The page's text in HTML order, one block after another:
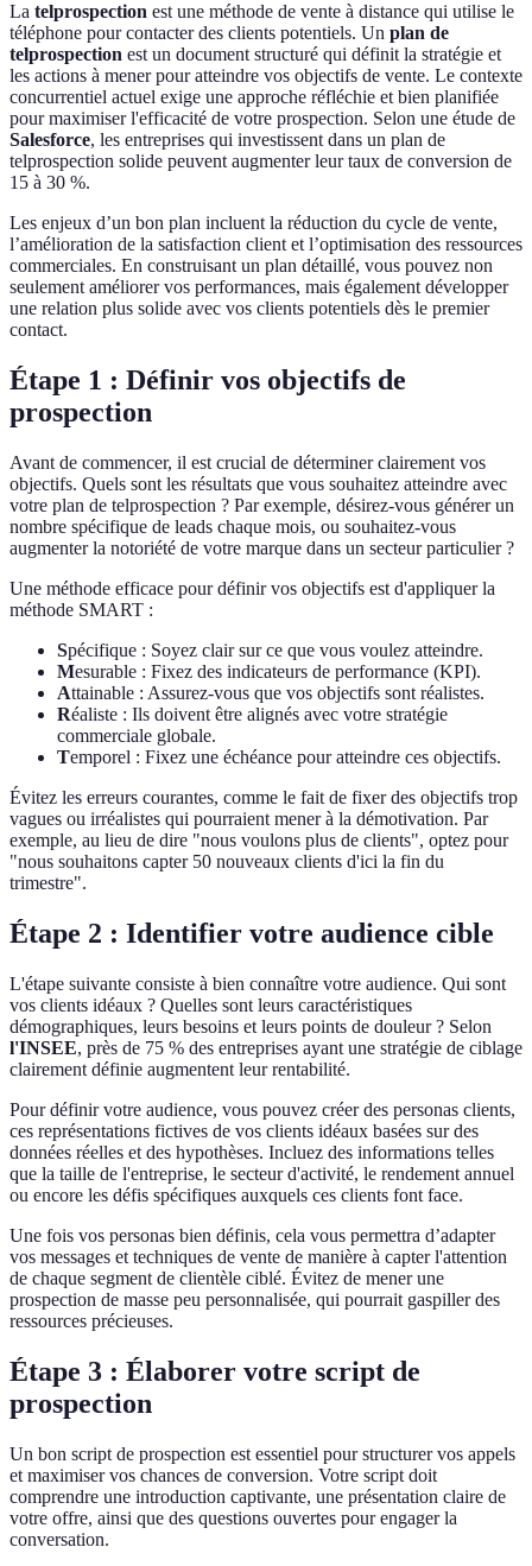
La telprospection est une méthode de vente à distance qui utilise le
téléphone pour contacter des clients potentiels. Un plan de
telprospection est un document structuré qui définit la stratégie et
les actions à mener pour atteindre vos objectifs de vente. Le contexte
concurrentiel actuel exige une approche réfléchie et bien planifiée
pour maximiser l'efficacité de votre prospection. Selon une étude de
Salesforce, les entreprises qui investissent dans un plan de
telprospection solide peuvent augmenter leur taux de conversion de
15 à 30 %.
Les enjeux d’un bon plan incluent la réduction du cycle de vente,
l’amélioration de la satisfaction client et l’optimisation des ressources
commerciales. En construisant un plan détaillé, vous pouvez non
seulement améliorer vos performances, mais également développer
une relation plus solide avec vos clients potentiels dès le premier
contact.
Étape 1 : Définir vos objectifs de
prospection
Avant de commencer, il est crucial de déterminer clairement vos
objectifs. Quels sont les résultats que vous souhaitez atteindre avec
votre plan de telprospection ? Par exemple, désirez-vous générer un
nombre spécifique de leads chaque mois, ou souhaitez-vous
augmenter la notoriété de votre marque dans un secteur particulier ?
Une méthode efficace pour définir vos objectifs est d'appliquer la
méthode SMART :
Spécifique : Soyez clair sur ce que vous voulez atteindre.
Mesurable : Fixez des indicateurs de performance (KPI).
Attainable : Assurez-vous que vos objectifs sont réalistes.
Réaliste : Ils doivent être alignés avec votre stratégie
commerciale globale.
Temporel : Fixez une échéance pour atteindre ces objectifs.
Évitez les erreurs courantes, comme le fait de fixer des objectifs trop
vagues ou irréalistes qui pourraient mener à la démotivation. Par
exemple, au lieu de dire "nous voulons plus de clients", optez pour
"nous souhaitons capter 50 nouveaux clients d'ici la fin du
trimestre".
Étape 2 : Identifier votre audience cible
L'étape suivante consiste à bien connaître votre audience. Qui sont
vos clients idéaux ? Quelles sont leurs caractéristiques
démographiques, leurs besoins et leurs points de douleur ? Selon
l'INSEE, près de 75 % des entreprises ayant une stratégie de ciblage
clairement définie augmentent leur rentabilité.
Pour définir votre audience, vous pouvez créer des personas clients,
ces représentations fictives de vos clients idéaux basées sur des
données réelles et des hypothèses. Incluez des informations telles
que la taille de l'entreprise, le secteur d'activité, le rendement annuel
ou encore les défis spécifiques auxquels ces clients font face.
Une fois vos personas bien définis, cela vous permettra d’adapter
vos messages et techniques de vente de manière à capter l'attention
de chaque segment de clientèle ciblé. Évitez de mener une
prospection de masse peu personnalisée, qui pourrait gaspiller des
ressources précieuses.
Étape 3 : Élaborer votre script de
prospection
Un bon script de prospection est essentiel pour structurer vos appels
et maximiser vos chances de conversion. Votre script doit
comprendre une introduction captivante, une présentation claire de
votre offre, ainsi que des questions ouvertes pour engager la
conversation.